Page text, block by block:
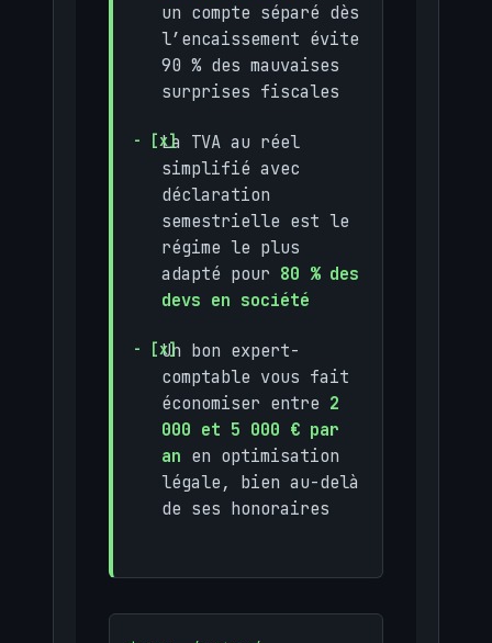
un compte séparé dès
l’encaissement évite
90 % des mauvaises
surprises fiscales
La TVA au réel
simplifié avec
déclaration
semestrielle est le
régime le plus
adapté pour 80 % des
devs en société
Un bon expert-
comptable vous fait
économiser entre 2
000 et 5 000 € par
an en optimisation
légale, bien au-delà
de ses honoraires